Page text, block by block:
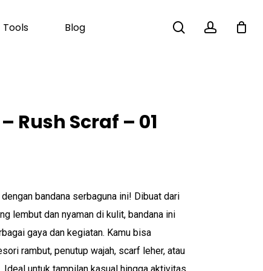
Tools Blog searchaccount
Close
Rush Scraf – 01
bandana serbaguna ini! Dibuat dari
lembut dan nyaman di kulit, bandana ini
gaya dan kegiatan. Kamu bisa
rambut, penutup wajah, scarf leher, atau